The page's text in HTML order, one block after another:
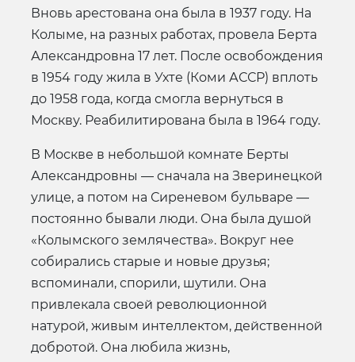
Вновь арестована она была в 1937 году. На
Колыме, на разных работах, провела Берта
Александровна 17 лет. После освобождения
в 1954 году жила в Ухте (Коми АССР) вплоть
до 1958 года, когда смогла вернуться в
Москву. Реабилитирована была в 1964 году.
В Москве в небольшой комнате Берты
Александровны — сначала на Зверинецкой
улице, а потом на Сиреневом бульваре —
постоянно бывали люди. Она была душой
«Колымского землячества». Вокруг нее
собирались старые и новые друзья;
вспоминали, спорили, шутили. Она
привлекала своей революционной
натурой, живым интеллектом, действенной
добротой. Она любила жизнь,